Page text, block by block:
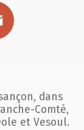
dans
Comté,
et Vesoul.